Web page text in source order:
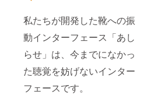
私たちが開発した靴への振
動インターフェース「あし
らせ」は、今までになかっ
た聴覚を妨げないインター
フェースです。